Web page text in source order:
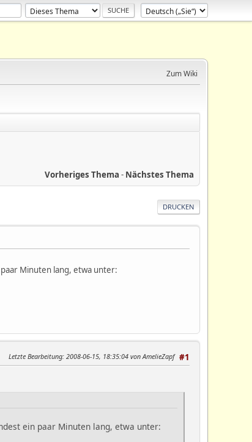
Zum Wiki
Vorheriges Thema - Nächstes Thema
DRUCKEN
Minuten lang, etwa unter:
#1
Letzte Bearbeitung: 2008-06-15, 18:35:04 von AmelieZapf
ein paar Minuten lang, etwa unter: